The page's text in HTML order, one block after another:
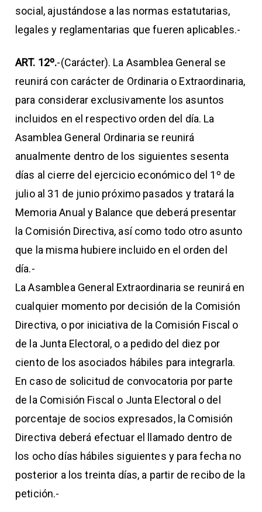
social, ajustándose a las normas estatutarias,
legales y reglamentarias que fueren aplicables.-
ART. 12º.-(Carácter). La Asamblea General se
reunirá con carácter de Ordinaria o Extraordinaria,
para considerar exclusivamente los asuntos
incluidos en el respectivo orden del día. La
Asamblea General Ordinaria se reunirá
anualmente dentro de los siguientes sesenta
días al cierre del ejercicio económico del 1º de
julio al 31 de junio próximo pasados y tratará la
Memoria Anual y Balance que deberá presentar
la Comisión Directiva, así como todo otro asunto
que la misma hubiere incluido en el orden del
día.-
La Asamblea General Extraordinaria se reunirá en
cualquier momento por decisión de la Comisión
Directiva, o por iniciativa de la Comisión Fiscal o
de la Junta Electoral, o a pedido del diez por
ciento de los asociados hábiles para integrarla.
En caso de solicitud de convocatoria por parte
de la Comisión Fiscal o Junta Electoral o del
porcentaje de socios expresados, la Comisión
Directiva deberá efectuar el llamado dentro de
los ocho días hábiles siguientes y para fecha no
posterior a los treinta días, a partir de recibo de la
petición.-